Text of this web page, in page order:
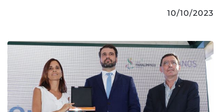
10/10/2023